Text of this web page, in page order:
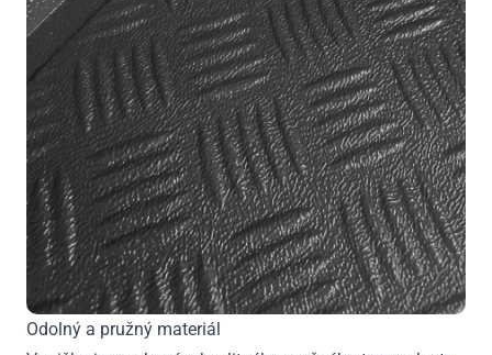
Odolný a pružný materiál